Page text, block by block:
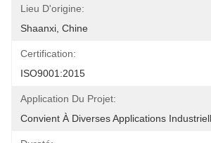
Lieu D'origine:
Shaanxi, Chine
Certification:
ISO9001:2015
Application Du Projet:
Convient À Diverses Applications